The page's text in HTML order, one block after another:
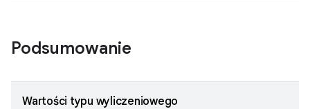
Podsumowanie
Wartości typu wyliczeniowego